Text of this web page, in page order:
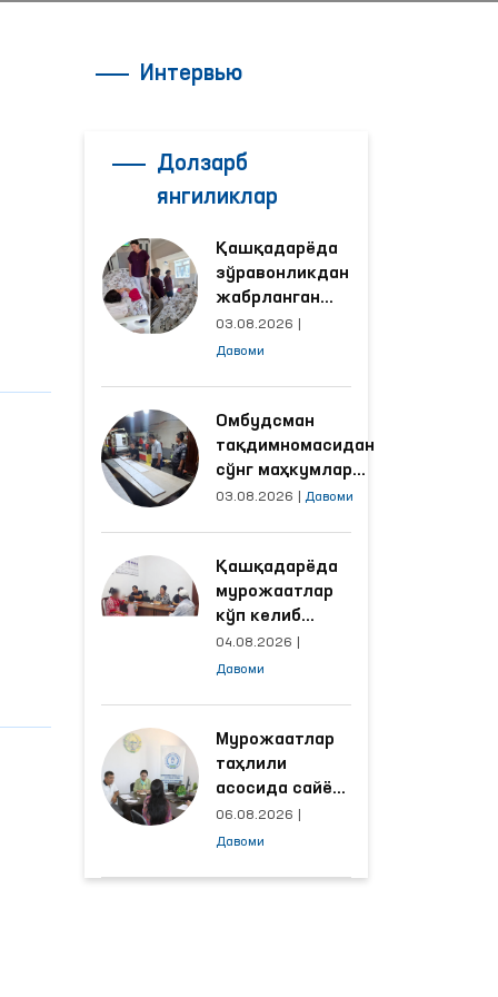
Интервью
Долзарб
янгиликлар
Қашқадарёда
зўравонликдан
жабрланган
аёлнинг ҳолати
Омбудсман
03.08.2026
Давоми
Омбудсман
тақдимномасидан
сўнг маҳкумлар
меҳнат қилаётган
яхшиланди
03.08.2026 Давоми
Қашқадарёда
мурожаатлар
кўп келиб
тушаётган
ҳудудлар
ишлаш йўлга
қўйилди
04.08.2026
Давоми
Мурожаатлар
таҳлили
асосида сайёр
қабул
ўтказиладиган
06.08.2026
Давоми